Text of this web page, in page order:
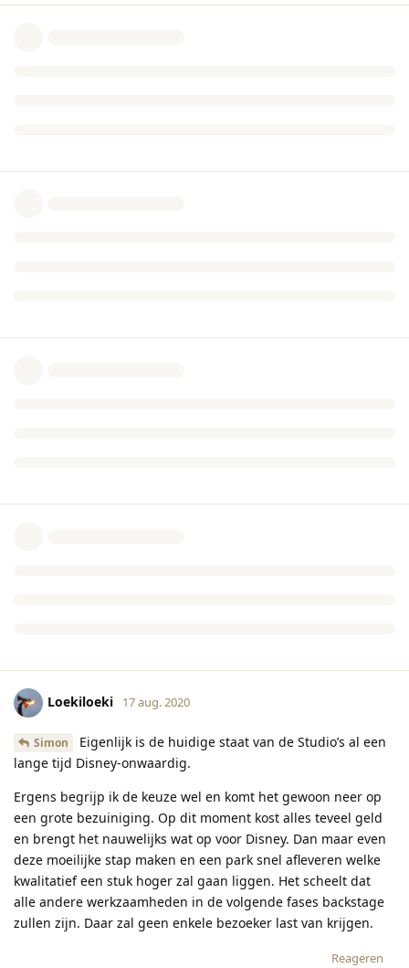
Loekiloeki 17 aug. 2020
Simon
Eigenlijk is de huidige staat van de Studio’s al een
lange tijd Disney-onwaardig.
Ergens begrijp ik de keuze wel en komt het gewoon neer op
een grote bezuiniging. Op dit moment kost alles teveel geld
en brengt het nauwelijks wat op voor Disney. Dan maar even
deze moeilijke stap maken en een park snel afleveren welke
kwalitatief een stuk hoger zal gaan liggen. Het scheelt dat
alle andere werkzaamheden in de volgende fases backstage
zullen zijn. Daar zal geen enkele bezoeker last van krijgen.
Reageren